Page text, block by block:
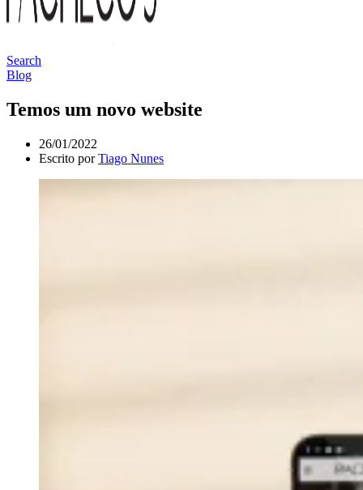
Search
Blog
Temos um novo website
26/01/2022
Escrito porTiago Nunes